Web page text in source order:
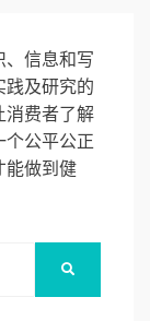
、信息和写
践及研究的
消费者了解
个公平公正
能做到健